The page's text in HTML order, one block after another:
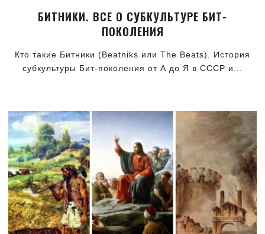
БИТНИКИ. ВСЕ О СУБКУЛЬТУРЕ БИТ-
ПОКОЛЕНИЯ
Кто такие Битники (Beatniks или The Beats). История
субкультуры Бит-поколения от А до Я в СССР и...